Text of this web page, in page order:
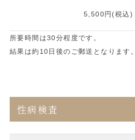
5,500円(税込)
所要時間は30分程度です。
結果は約10日後のご郵送となります。
性病検査